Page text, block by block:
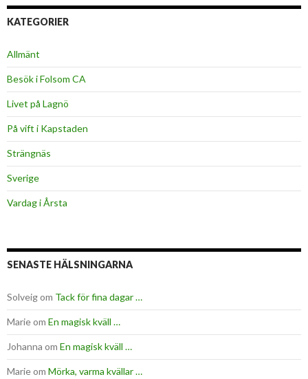
KATEGORIER
Allmänt
Besök i Folsom CA
Livet på Lagnö
På vift i Kapstaden
Strängnäs
Sverige
Vardag i Årsta
SENASTE HÄLSNINGARNA
Solveigom Tack för fina dagar …
Marieom En magisk kväll …
Johanna om En magisk kväll …
Marieom Mörka, varma kvällar …